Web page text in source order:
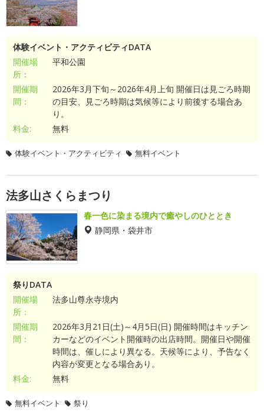
体験イベント・アクティビティDATA
開催場
所：
平和公園
開催期
間：
2026年3月下旬～2026年4月上旬 開催日は見ごろ時期
の目安、見ごろ時期は気候等により前後する場合あ
り。
料金:
無料
体験イベント・アクティビティ 無料イベント
法多山さくらまつり
春一色に染まる境内で癒やしのひととき
静岡県・袋井市
祭りDATA
開催場
所：
法多山尊永寺境内
開催期
間：
2026年3月21日(土)～4月5日(日) 開催時間はキッチン
カーなどのイベント開催時の出店時間。開催日や開催
時間は、催しにより異なる。天候等により、予告なく
内容が変更となる場合あり。
料金:
無料
無料イベント 祭り